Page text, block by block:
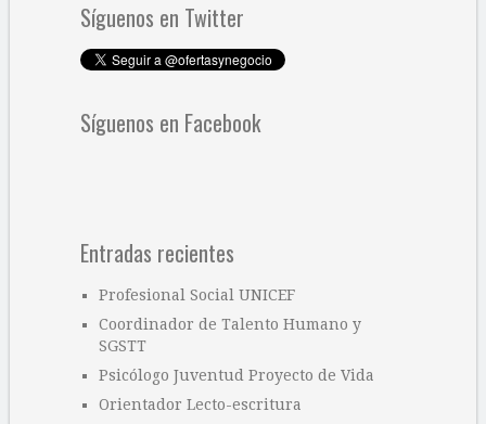
Síguenos en Twitter
Síguenos en Facebook
Entradas recientes
Profesional Social UNICEF
Coordinador de Talento Humano y
SGSTT
Psicólogo Juventud Proyecto de Vida
Orientador Lecto-escritura